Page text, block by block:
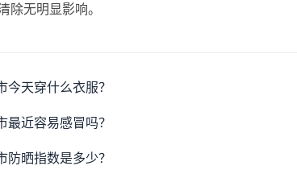
无明显影响。
今天穿什么衣服？
最近容易感冒吗？
防晒指数是多少？